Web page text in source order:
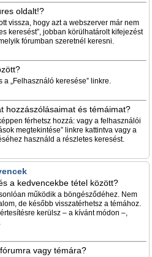
oldalt!?
vissza, hogy azt a webszerver már nem
keresést”, jobban körülhatárolt kifejezést
fórumban szeretnél keresni.
a „Felhasználó keresése” linkre.
hozzászólásaimat és témáimat?
férhetsz hozzá: vagy a felhasználói
megtekintése” linkre kattintva vagy a
használd a részletes keresést.
a kedvencekbe tétel között?
működik a böngésződéhez. Nem
de később visszatérhetsz a témához.
kerülsz – a kívánt módon –,
vagy témára?